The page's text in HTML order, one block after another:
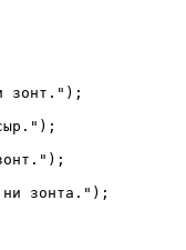
зонт.");
зонта.");